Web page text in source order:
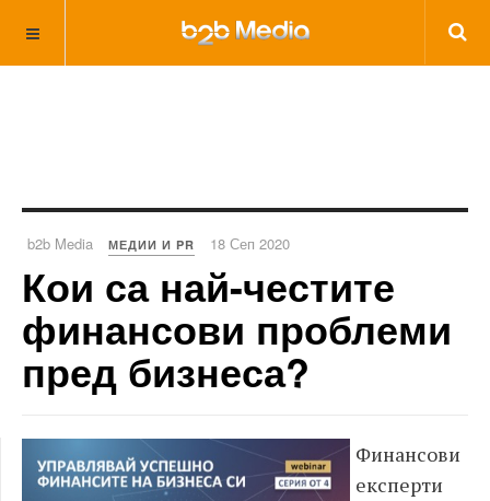
b2b Media МЕДИИ И PR 18 Сеп 2020
Кои са най-честите
финансови проблеми
пред бизнеса?
Финансови
експерти